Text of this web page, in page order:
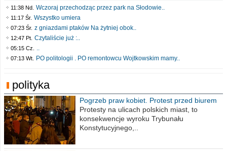
11:38 Nd. Wczoraj przechodząc przez park na Słodowie..
11:17 Śr. Wszystko umiera
07:23 Śr. z gniazdami ptaków Na żytniej obok..
12:47 Pt. Czytaliście już :..
05:15 Cz. ..
07:13 Wt. PO politologii . PO remontowcu Wojtkowskim mamy..
polityka
Pogrzeb praw kobiet. Protest przed biurem
poselskim PiS
Protesty na ulicach polskich miast, to
konsekwencje wyroku Trybunału
Konstytucyjnego,..